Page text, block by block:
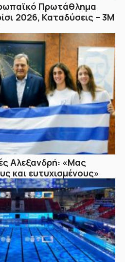
Πρωτάθλημα
2026, Καταδύσεις – 3Μ
Αλεξανδρή: «Μας
και ευτυχισμένους»